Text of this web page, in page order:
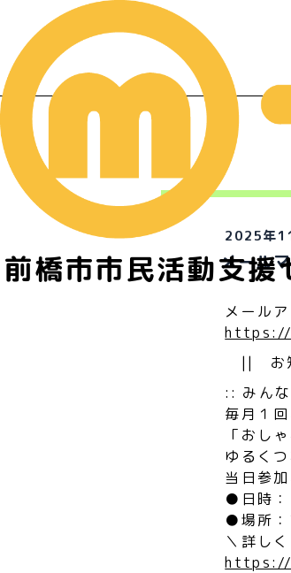
前橋市市民活動支援
2025年
メール
メール
https://
|| お
:: みん
毎月１
「おし
ゆるく
当日参
●日時：
●場所
＼詳し
https://